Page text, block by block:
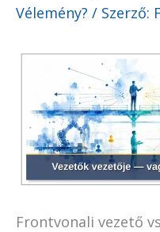
Vélemény? / Szerző:
Frontvonali vezető